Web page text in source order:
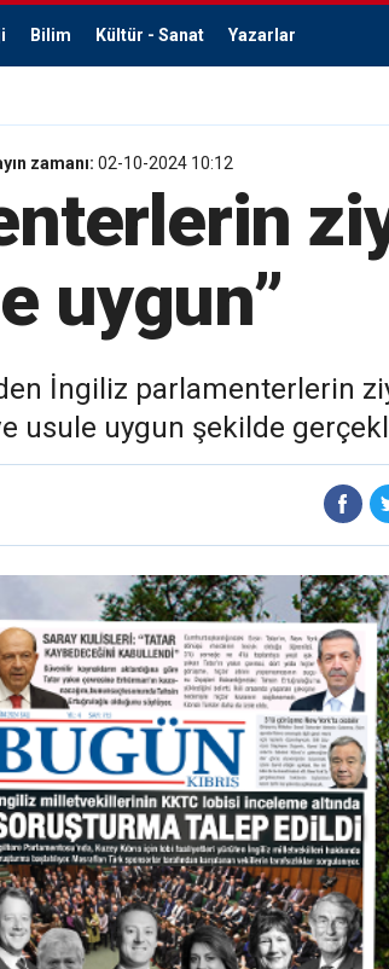
Bilim Kültür - Sanat Yazarlar
zamanı: 02-10-2024 10:12
uygun”
İngiliz parlamenterlerin
usule uygun şekilde